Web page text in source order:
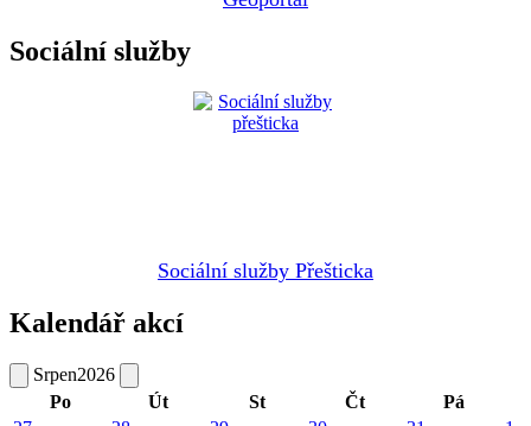
Sociální služby
Sociální služby Přešticka
Kalendář akcí
Srpen2026
Po
Út St Čt
Pá